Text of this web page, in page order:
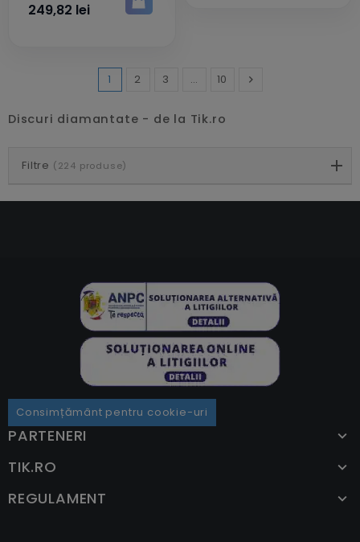
Filtre (224 produse)
249,82 lei
1 2 3 … 10 Inainte

Discuri diamantate - de la Tik.ro
Consimțământ pentru cookie-uri
PARTENERI
TIK.RO
REGULAMENT